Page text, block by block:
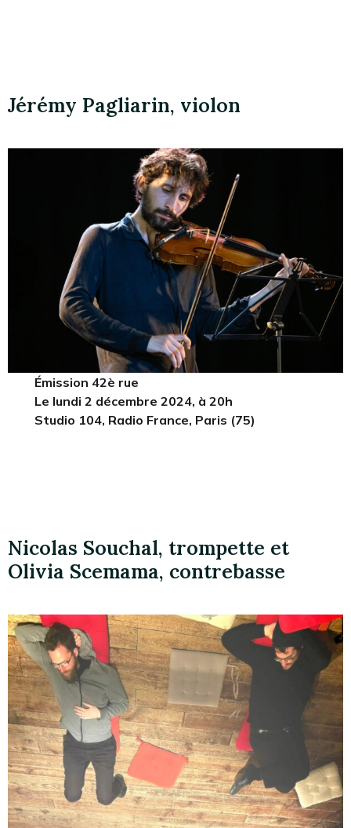
Jérémy Pagliarin, violon
Émission 42è rue
Le lundi 2 décembre 2024, à 20h
Studio 104, Radio France, Paris (75)
Nicolas Souchal, trompette et
Olivia Scemama, contrebasse